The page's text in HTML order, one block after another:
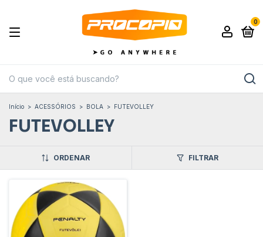
0
Início > ACESSÓRIOS > BOLA > FUTEVOLLEY
FUTEVOLLEY
ORDENAR FILTRAR